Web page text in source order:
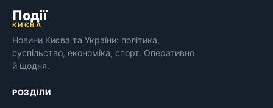
Події
КИЄВА
Новини Києва та України: політика,
суспільство, економіка, спорт. Оперативно
й щодня.
РОЗДІЛИ